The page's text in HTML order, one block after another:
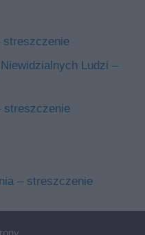
streszczenie
Ludzi –
streszczenie
– streszczenie